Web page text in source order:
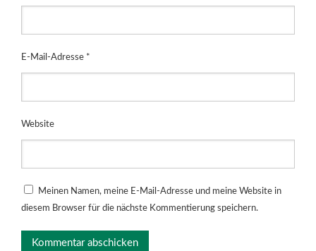
E-Mail-Adresse *
Website
Meinen Namen, meine E-Mail-Adresse und meine Website in
diesem Browser für die nächste Kommentierung speichern.